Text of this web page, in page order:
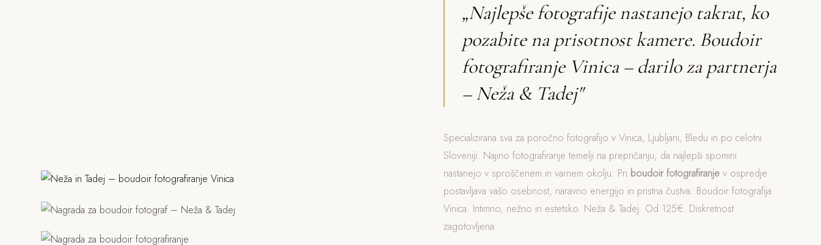
„Najlepše fotografije nastanejo takrat, ko
pozabite na prisotnost kamere. Boudoir
fotografiranje Vinica – darilo za partnerja
– Neža & Tadej"
Specializirana sva za poročno fotografijo v Vinica, Ljubljani, Bledu in po celotni
Sloveniji. Najino fotografiranje temelji na prepričanju, da najlepši spomini
nastanejo v sproščenem in varnem okolju. Pri boudoir fotografiranjev ospredje
postavljava vašo osebnost, naravno energijo in pristna čustva. Boudoir fotografija
Vinica. Intimno, nežno in estetsko. Neža & Tadej. Od 125€. Diskretnost
zagotovljena.